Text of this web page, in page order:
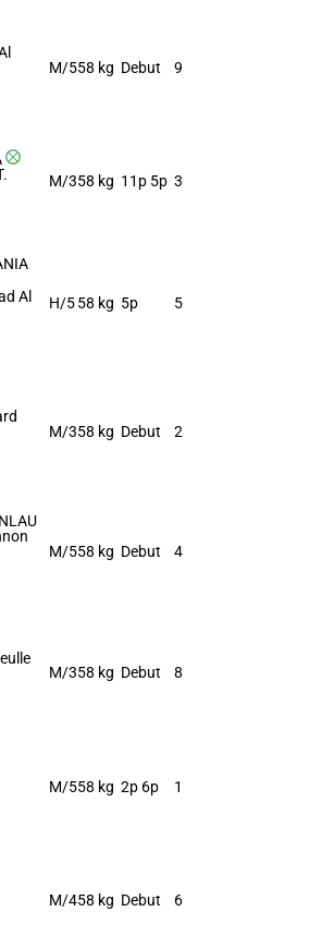
M/558 kg Debut 9
M/358 kg 11p 5p 3
Al
H/558 kg 5p 5
M/358 kg Debut 2
M/558 kg Debut 4
M/358 kg Debut 8
M/558 kg 2p 6p 1
M/458 kg Debut 6